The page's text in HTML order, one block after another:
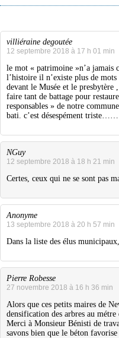
villiéraine degoutée
12 septembre 2018 à 17 h 01 min
le mot « patrimoine »n’a jamais
l’histoire il n’existe plus de
devant le Musée et le
faire tant de battage pour
responsables » de notre
bati. c’est désespément triste……
NGuy
12 septembre 2018 à 18 h 21 min
Certes, ceux qui ne se sont pas
Anonyme
13 septembre 2018 à 20 h 57 min
Dans la liste des élus
Pierre Robesse
27 novembre 2018 à 16 h 36 min
Alors que ces petits maires de
densification des arbres au
Merci à Monsieur Bénisti de
savons bien que le béton